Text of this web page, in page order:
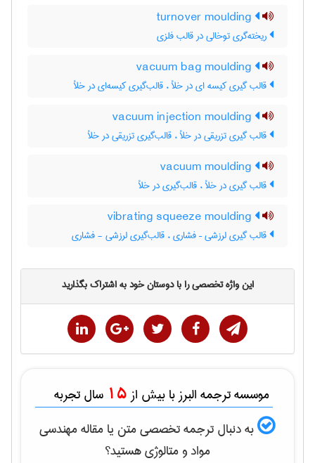
ریخته‌گری توخالی در قالب فلزی
قالب گیری کیسه ای در خلأ ، قالب‌گیری کیسه‌ای در خلأ
قالب گیری تزریقی در خلأ ، قالب‌گیری تزریقی در خلأ
قالب گیری در خلأ ، قالب‌گیری در خلأ
قالب گیری لرزشی – فشاری ، قالب‌گیری لرزشی - فشاری
این واژه تخصصی را با دوستان خود به اشتراک بگذارید
موسسه ترجمه البرز با بیش از 15 سال تجربه
به دنبال ترجمه تخصصی متن یا مقالهمهندسی
مواد و متالوژیهستید؟